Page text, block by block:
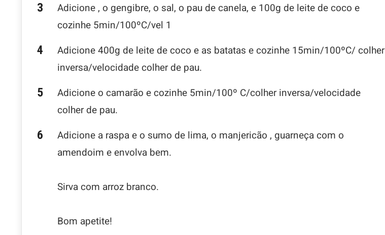
Adicione , o gengibre, o sal, o pau de canela, e 100g de leite de coco e
cozinhe 5min/100ºC/vel 1
Adicione 400g de leite de coco e as batatas e cozinhe 15min/100ºC/ colher
inversa/velocidade colher de pau.
Adicione o camarão e cozinhe 5min/100º C/colher inversa/velocidade
colher de pau.
Adicione a raspa e o sumo de lima, o manjericão , guarneça com o
amendoim e envolva bem.
Sirva com arroz branco.
Bom apetite!